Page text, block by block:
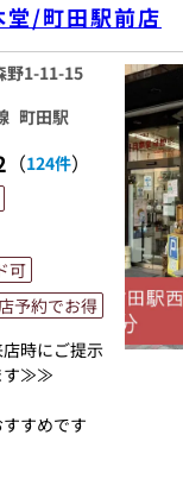
足度を最優
おもてなし
は、お客様
り添い、お
きます。ぜ
しくださ
、お仏壇や
ます。スタ
待ちしてお
申込くださ
品のご注文
えください)
門スタッフ
入のお手続
よりお客様
しでした
せがわにお
な価格でお
ます。
養（対話の
提案してお
家族にあっ
、迷うこと
どございま
お仏壇・お
香・お念珠
ておりま
組み合わせ
ったお仏
いたしま
との協同開
、日本を代
「カリモク
堂/町田駅前店
野1-11-15
町田駅
（124件）
可
予約でお得
時にご提示
す≫≫
すめです